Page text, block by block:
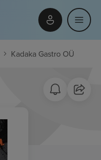
Kadaka Gastro OÜ